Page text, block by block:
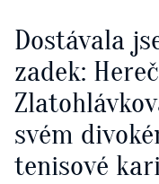
Dostávala
zadek:
svém
tenisové